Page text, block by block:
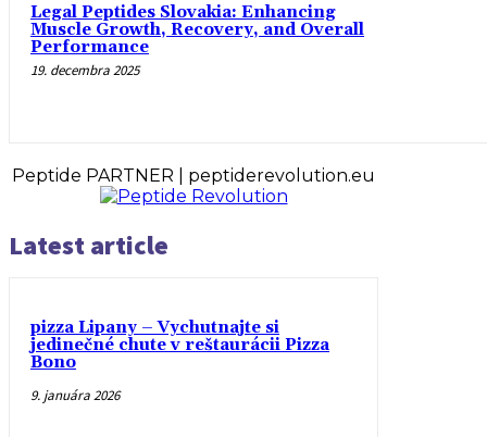
Legal Peptides Slovakia: Enhancing
Muscle Growth, Recovery, and Overall
Performance
19. decembra 2025
Peptide PARTNER | peptiderevolution.eu
Latest article
pizza Lipany – Vychutnajte si
jedinečné chute v reštaurácii Pizza
Bono
9. januára 2026